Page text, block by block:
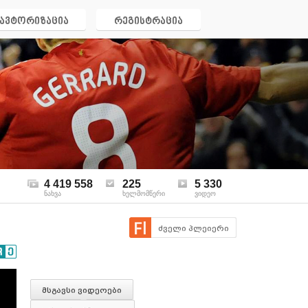
რეგისტრაცია
4 419 558
ნახვა
225
ხელმომწერი
5 330
ვიდეო
ძველი პლეიერი
მსგავსი ვიდეოები